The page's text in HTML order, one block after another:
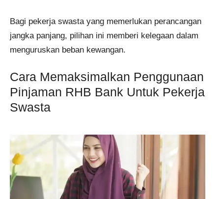
Bagi pekerja swasta yang memerlukan perancangan
jangka panjang, pilihan ini memberi kelegaan dalam
menguruskan beban kewangan.
Cara Memaksimalkan Penggunaan
Pinjaman RHB Bank Untuk Pekerja
Swasta